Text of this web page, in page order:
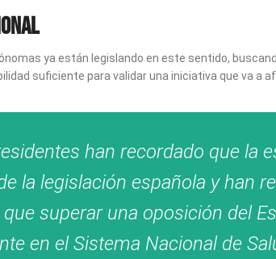
ya están legislando en este sentido,
suficiente para validar una iniciativa que va a
han recordado que la
la legislación española y han
que superar una oposición del
en el Sistema Nacional de